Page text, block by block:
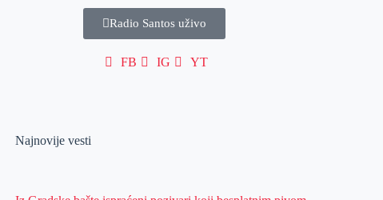
Radio Santos uživo
FB IG YT
Najnovije vesti